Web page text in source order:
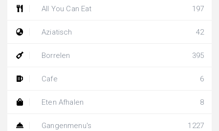
All You Can Eat 197
Aziatisch 42
Borrelen 395
Cafe 6
Eten Afhalen 8
Gangenmenu's 1227